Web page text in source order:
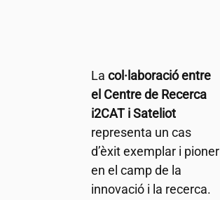
La col·laboració entre
el Centre de Recerca
i2CATi Sateliot
representa un cas
d’èxit exemplar i pioner
en el camp de la
innovació i la recerca.